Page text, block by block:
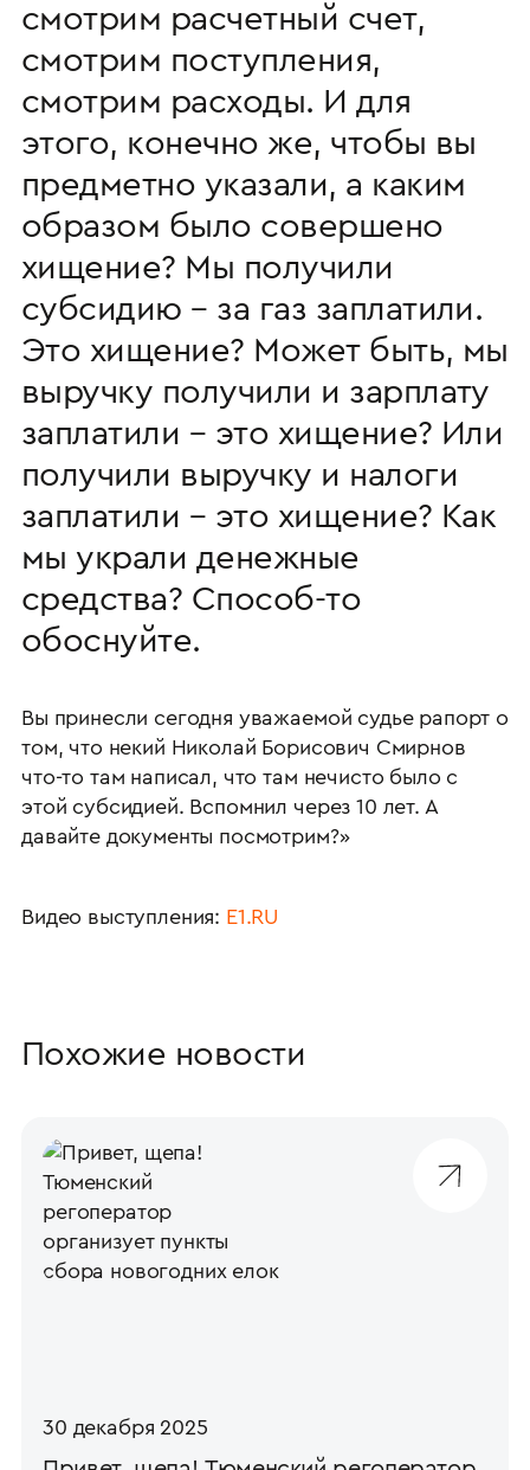
смотрим расчетный счет,
смотрим поступления,
смотрим расходы. И для
этого, конечно же, чтобы вы
предметно указали, а каким
образом было совершено
хищение? Мы получили
субсидию – за газ заплатили.
Это хищение? Может быть, мы
выручку получили и зарплату
заплатили – это хищение? Или
получили выручку и налоги
заплатили – это хищение? Как
мы украли денежные
средства? Способ-то
обоснуйте.
Вы принесли сегодня уважаемой судье рапорт о
том, что некий Николай Борисович Смирнов
что-то там написал, что там нечисто было с
этой субсидией. Вспомнил через 10 лет. А
давайте документы посмотрим?»
Видео выступления: Е1.RU
Похожие новости
30 декабря 2025